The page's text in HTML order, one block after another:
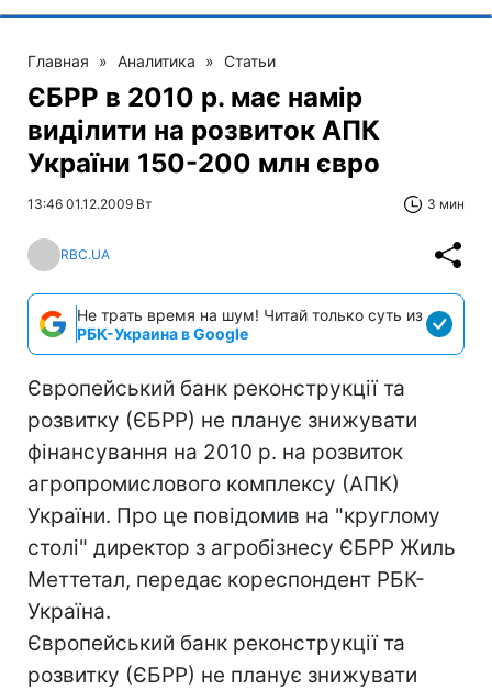
Главная » Аналитика » Статьи
ЄБРР в 2010 р. має намір
виділити на розвиток АПК
України 150-200 млн євро
13:46 01.12.2009 Вт 3 мин
RBC.UA
Не трать время на шум! Читай только суть из
РБК-Украина в Google
Європейський банк реконструкції та
розвитку (ЄБРР) не планує знижувати
фінансування на 2010 р. на розвиток
агропромислового комплексу (АПК)
України. Про це повідомив на "круглому
столі" директор з агробізнесу ЄБРР Жиль
Меттетал, передає кореспондент РБК-
Україна.
Європейський банк реконструкції та
розвитку (ЄБРР) не планує знижувати